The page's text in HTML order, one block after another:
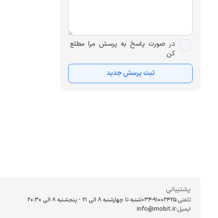
در صورت پاسخ به پرسش مرا مطلع
کن
ثبت پرسش جدید
پشتیبانی
تلفنی:034-91002425شنبه تا چهارشنبه ۸ الی ۲۱ - پنجشنبه 8 الی ۲۰:۳۰
ایمیل:info@mobit.ir